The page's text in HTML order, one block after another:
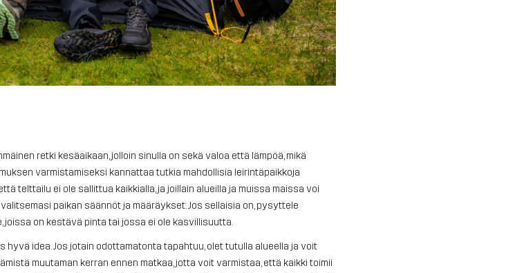
retki kesäaikaan, jolloin sinulla on sekä valoa että lämpöä, mikä
varmistamiseksi kannattaa tutkia mahdollisia leirintäpaikkoja
telttailu ei ole sallittua kaikkialla, ja joillain alueilla ja muissa maissa voi
paikan säännöt ja määräykset. Jos sellaisia on, pysyttele
on kestävä pinta tai jossa ei ole kasvillisuutta.
hyvä idea. Jos jotain odottamatonta tapahtuu, olet tutulla alueella ja voit
muutaman kerran ennen matkaa, jotta voit varmistaa, että kaikki toimii